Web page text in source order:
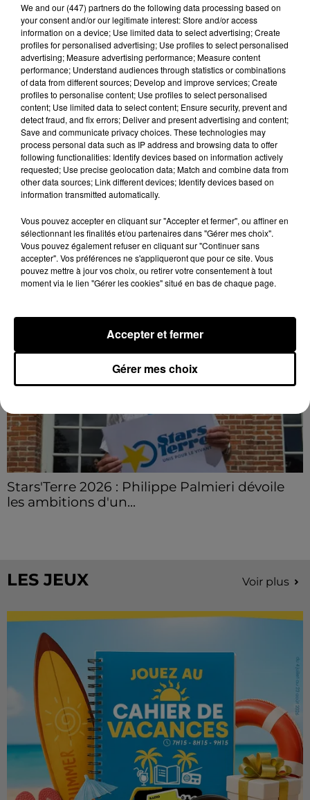
Une casse automobile partiellement
embrasée à Auneau
« chômage technique pour neuf personnes » après le
sinistre, qui a également fait un blessé.
LE GRAND FORMAT Voir plus
Stars'Terre 2026 : Philippe Palmieri dévoile
les ambitions d'un...
LES JEUX Voir plus
We and our (447) partnersdo the following data processing based on
your consent and/or our legitimate interest: Store and/or access
information on a device; Use limited data to select advertising; Create
profiles for personalised advertising; Use profiles to select personalised
advertising; Measure advertising performance; Measure content
performance; Understand audiences through statistics or combinations
of data from different sources; Develop and improve services; Create
profiles to personalise content; Use profiles to select personalised
content; Use limited data to select content; Ensure security, prevent and
detect fraud, and fix errors; Deliver and present advertising and content;
Save and communicate privacy choices. These technologies may
process personal data such as IP address and browsing data to offer
following functionalities: Identify devices based on information actively
requested; Use precise geolocation data; Match and combine data from
other data sources; Link different devices; Identify devices based on
information transmitted automatically.
Vous pouvez accepter en cliquant sur "Accepter et fermer", ou affiner en
sélectionnant les finalités et/ou partenaires dans "Gérer mes choix".
Vous pouvez également refuser en cliquant sur "Continuer sans
accepter". Vos préférences ne s'appliqueront que pour ce site. Vous
pouvez mettre à jour vos choix, ou retirer votre consentement à tout
moment via le lien "Gérer les cookies" situé en bas de chaque page.
Gérer mes choix
Accepter et fermer